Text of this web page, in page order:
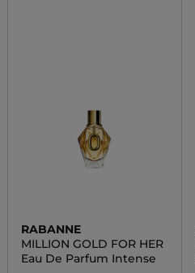
RABANNE
MILLION GOLD FOR HER
Eau De Parfum Intense